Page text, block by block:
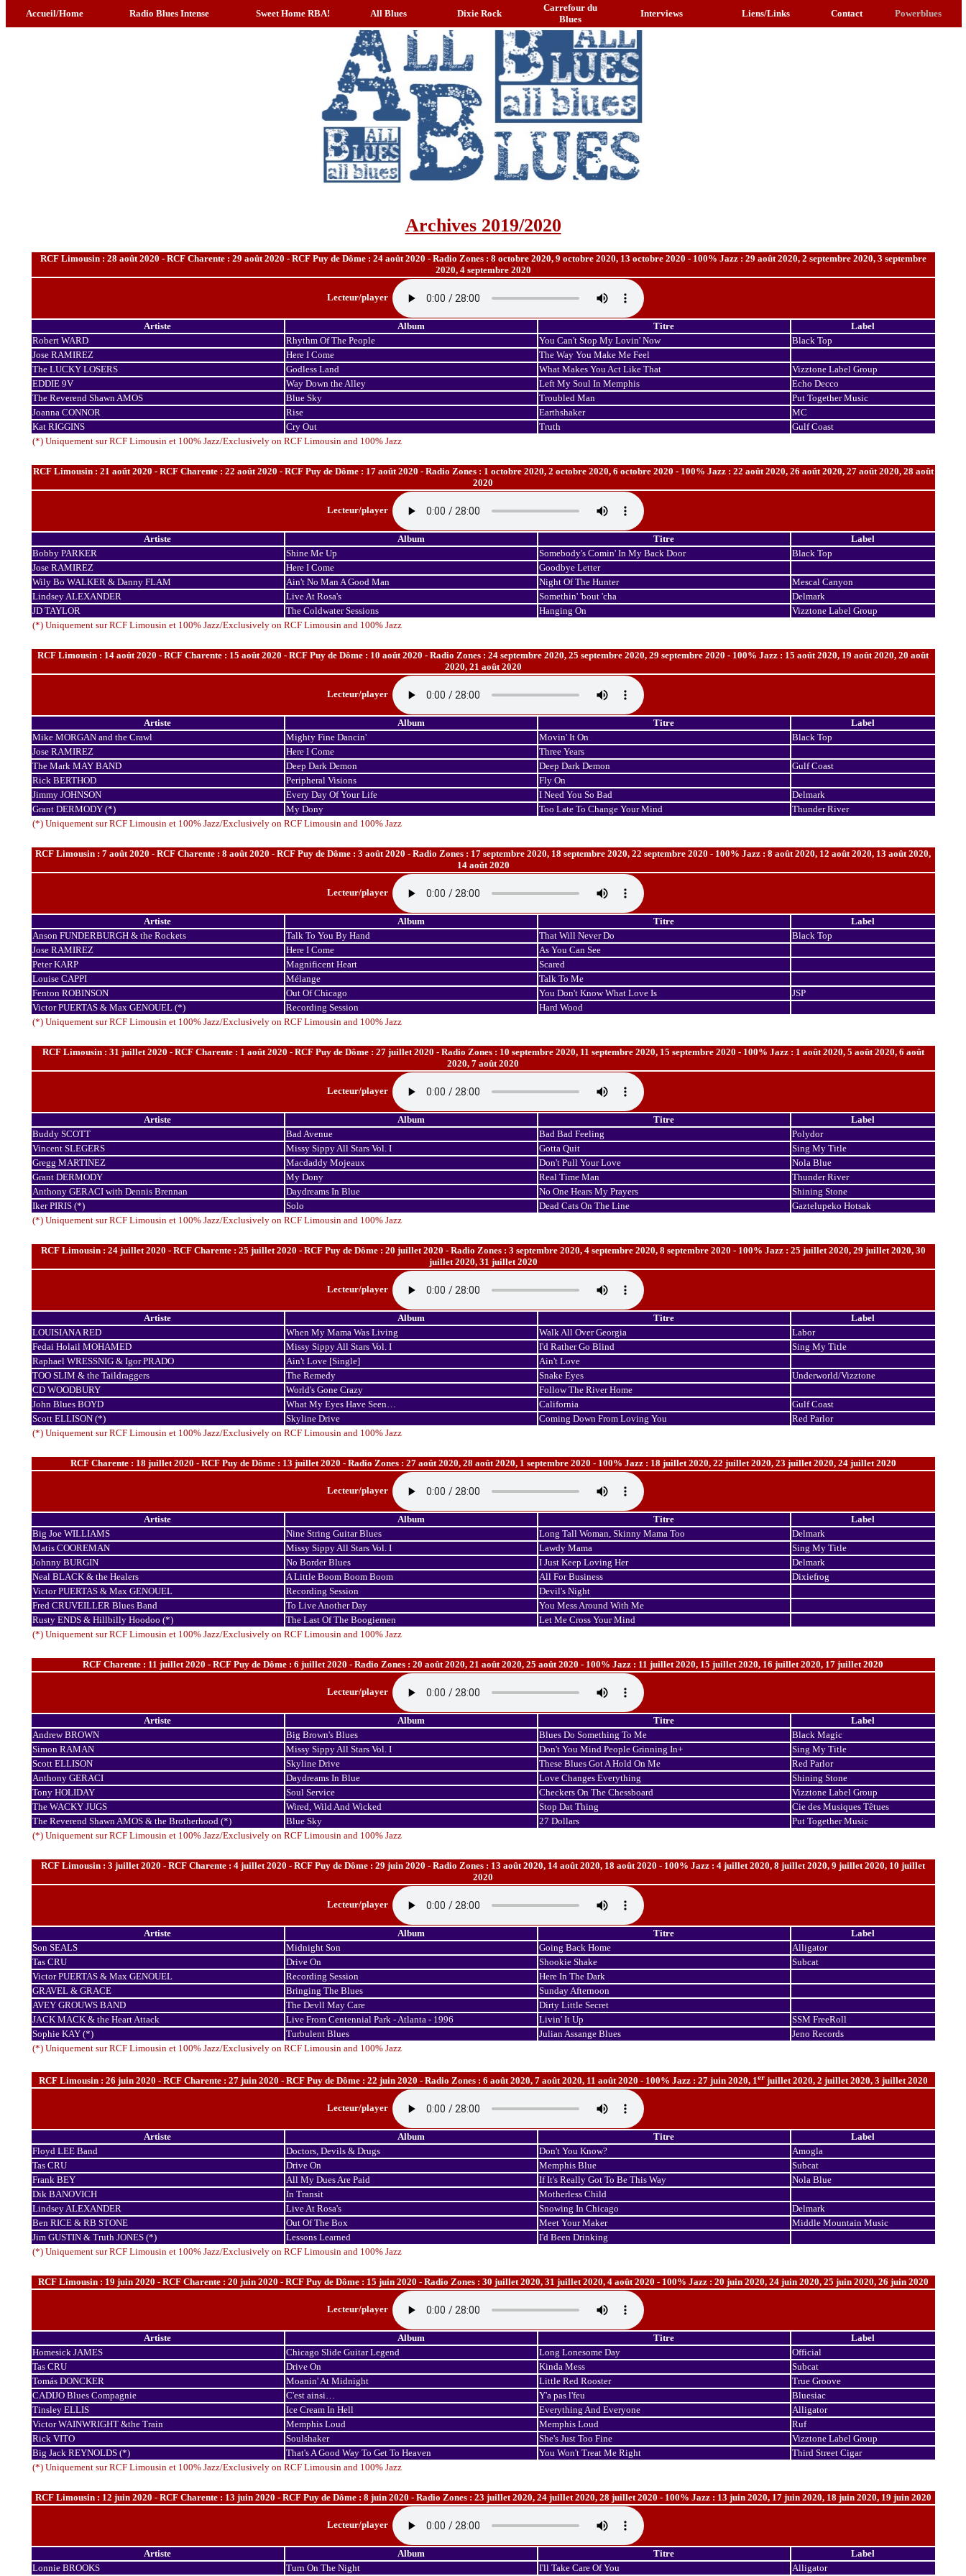
Accueil/Home Radio Blues Intense Sweet Home RBA! All Blues Dixie Rock
Carrefour du
Blues
Interviews Liens/Links Contact Powerblues
Archives 2019/2020
(*) Uniquement sur RCF Limousin et 100% Jazz/Exclusively on RCF Limousin and 100% Jazz
RCF Limousin : 28 août 2020 - RCF Charente : 29 août 2020 - RCF Puy de Dôme : 24 août 2020 - Radio Zones : 8 octobre 2020, 9 octobre 2020, 13 octobre 2020 - 100% Jazz : 29 août 2020, 2 septembre 2020, 3 septembre
2020, 4 septembre 2020
Lecteur/player
Artiste Album Titre
Label
Robert WARD
Rhythm Of The People You Can't Stop My Lovin' Now
Black Top
Jose RAMIREZ
Here I Come
The Way You Make Me Feel
The LUCKY LOSERS
Godless Land What Makes You Act Like That
Vizztone Label Group
EDDIE 9V
Way Down the Alley Left My Soul In Memphis
Echo Decco
The Reverend Shawn AMOS
Blue Sky Troubled Man
Put Together Music
Joanna CONNOR
Rise Earthshaker
MC
Kat RIGGINS
Cry Out Truth Gulf Coast
(*) Uniquement sur RCF Limousin et 100% Jazz/Exclusively on RCF Limousin and 100% Jazz
RCF Limousin : 21 août 2020 - RCF Charente : 22 août 2020 - RCF Puy de Dôme : 17 août 2020 - Radio Zones : 1 octobre 2020, 2 octobre 2020, 6 octobre 2020 - 100% Jazz : 22 août 2020, 26 août 2020, 27 août 2020, 28 août
2020
Lecteur/player
Artiste Album Titre
Label
Bobby PARKER
Shine Me Up Somebody's Comin' In My Back Door
Black Top
Jose RAMIREZ
Here I Come
Goodbye Letter
Wily Bo WALKER & Danny FLAM
Ain't No Man A Good Man Night Of The Hunter
Mescal Canyon
Lindsey ALEXANDER
Live At Rosa's Somethin' 'bout 'cha
Delmark
JD TAYLOR
The Coldwater Sessions Hanging On Vizztone Label Group
(*) Uniquement sur RCF Limousin et 100% Jazz/Exclusively on RCF Limousin and 100% Jazz
RCF Limousin : 14 août 2020 - RCF Charente : 15 août 2020 - RCF Puy de Dôme : 10 août 2020 - Radio Zones : 24 septembre 2020, 25 septembre 2020, 29 septembre 2020 - 100% Jazz : 15 août 2020, 19 août 2020, 20 août
2020, 21 août 2020
Lecteur/player
Artiste Album Titre
Label
Mike MORGAN and the Crawl
Mighty Fine Dancin' Movin' It On
Black Top
Jose RAMIREZ
Here I Come
Three Years
The Mark MAY BAND
Deep Dark Demon Deep Dark Demon
Gulf Coast
Rick BERTHOD
Peripheral Visions
Fly On
Jimmy JOHNSON
Every Day Of Your Life I Need You So Bad
Delmark
Grant DERMODY (*)
My Dony Too Late To Change Your Mind Thunder River
(*) Uniquement sur RCF Limousin et 100% Jazz/Exclusively on RCF Limousin and 100% Jazz
RCF Limousin : 7 août 2020 - RCF Charente : 8 août 2020 - RCF Puy de Dôme : 3 août 2020 - Radio Zones : 17 septembre 2020, 18 septembre 2020, 22 septembre 2020 - 100% Jazz : 8 août 2020, 12 août 2020, 13 août 2020,
14 août 2020
Lecteur/player
Artiste Album Titre
Label
Anson FUNDERBURGH & the Rockets
Talk To You By Hand That Will Never Do
Black Top
Jose RAMIREZ
Here I Come
As You Can See
Peter KARP
Magnificent Heart
Scared
Louise CAPPI
Mélange
Talk To Me
Fenton ROBINSON
Out Of Chicago You Don't Know What Love Is
JSP
Victor PUERTAS & Max GENOUEL (*)
Recording Session Hard Wood
(*) Uniquement sur RCF Limousin et 100% Jazz/Exclusively on RCF Limousin and 100% Jazz
RCF Limousin : 31 juillet 2020 - RCF Charente : 1 août 2020 - RCF Puy de Dôme : 27 juillet 2020 - Radio Zones : 10 septembre 2020, 11 septembre 2020, 15 septembre 2020 - 100% Jazz : 1 août 2020, 5 août 2020, 6 août
2020, 7 août 2020
Lecteur/player
Artiste Album Titre
Label
Buddy SCOTT
Bad Avenue Bad Bad Feeling
Polydor
Vincent SLEGERS
Missy Sippy All Stars Vol. I Gotta Quit
Sing My Title
Gregg MARTINEZ
Macdaddy Mojeaux Don't Pull Your Love
Nola Blue
Grant DERMODY
My Dony Real Time Man
Thunder River
Anthony GERACI with Dennis Brennan
Daydreams In Blue No One Hears My Prayers
Shining Stone
Iker PIRIS (*)
Solo Dead Cats On The Line Gaztelupeko Hotsak
(*) Uniquement sur RCF Limousin et 100% Jazz/Exclusively on RCF Limousin and 100% Jazz
RCF Limousin : 24 juillet 2020 - RCF Charente : 25 juillet 2020 - RCF Puy de Dôme : 20 juillet 2020 - Radio Zones : 3 septembre 2020, 4 septembre 2020, 8 septembre 2020 - 100% Jazz : 25 juillet 2020, 29 juillet 2020, 30
juillet 2020, 31 juillet 2020
Lecteur/player
Artiste Album Titre
Label
LOUISIANA RED
When My Mama Was Living Walk All Over Georgia
Labor
Fedai Holail MOHAMED
Missy Sippy All Stars Vol. I I'd Rather Go Blind
Sing My Title
Raphael WRESSNIG & Igor PRADO
Ain't Love [Single]
Ain't Love
TOO SLIM & the Taildraggers
The Remedy Snake Eyes
Underworld/Vizztone
CD WOODBURY
World's Gone Crazy
Follow The River Home
John Blues BOYD
What My Eyes Have Seen… California
Gulf Coast
Scott ELLISON (*)
Skyline Drive Coming Down From Loving You Red Parlor
(*) Uniquement sur RCF Limousin et 100% Jazz/Exclusively on RCF Limousin and 100% Jazz
RCF Charente : 18 juillet 2020 - RCF Puy de Dôme : 13 juillet 2020 - Radio Zones : 27 août 2020, 28 août 2020, 1 septembre 2020 - 100% Jazz : 18 juillet 2020, 22 juillet 2020, 23 juillet 2020, 24 juillet 2020
Lecteur/player
Artiste Album Titre
Label
Big Joe WILLIAMS
Nine String Guitar Blues Long Tall Woman, Skinny Mama Too
Delmark
Matis COOREMAN
Missy Sippy All Stars Vol. I Lawdy Mama
Sing My Title
Johnny BURGIN
No Border Blues I Just Keep Loving Her
Delmark
Neal BLACK & the Healers
A Little Boom Boom Boom All For Business
Dixiefrog
Victor PUERTAS & Max GENOUEL
Recording Session
Devil's Night
Fred CRUVEILLER Blues Band
To Live Another Day
You Mess Around With Me
Rusty ENDS & Hillbilly Hoodoo (*)
The Last Of The Boogiemen Let Me Cross Your Mind
(*) Uniquement sur RCF Limousin et 100% Jazz/Exclusively on RCF Limousin and 100% Jazz
RCF Charente : 11 juillet 2020 - RCF Puy de Dôme : 6 juillet 2020 - Radio Zones : 20 août 2020, 21 août 2020, 25 août 2020 - 100% Jazz : 11 juillet 2020, 15 juillet 2020, 16 juillet 2020, 17 juillet 2020
Lecteur/player
Artiste Album Titre
Label
Andrew BROWN
Big Brown's Blues Blues Do Something To Me
Black Magic
Simon RAMAN
Missy Sippy All Stars Vol. I Don't You Mind People Grinning In+
Sing My Title
Scott ELLISON
Skyline Drive These Blues Got A Hold On Me
Red Parlor
Anthony GERACI
Daydreams In Blue Love Changes Everything
Shining Stone
Tony HOLIDAY
Soul Service Checkers On The Chessboard
Vizztone Label Group
The WACKY JUGS
Wired, Wild And Wicked Stop Dat Thing
Cie des Musiques Têtues
The Reverend Shawn AMOS & the Brotherhood (*)
Blue Sky 27 Dollars Put Together Music
(*) Uniquement sur RCF Limousin et 100% Jazz/Exclusively on RCF Limousin and 100% Jazz
RCF Limousin : 3 juillet 2020 - RCF Charente : 4 juillet 2020 - RCF Puy de Dôme : 29 juin 2020 - Radio Zones : 13 août 2020, 14 août 2020, 18 août 2020 - 100% Jazz : 4 juillet 2020, 8 juillet 2020, 9 juillet 2020, 10 juillet
2020
Lecteur/player
Artiste Album Titre
Label
Son SEALS
Midnight Son Going Back Home
Alligator
Tas CRU
Drive On Shookie Shake
Subcat
Victor PUERTAS & Max GENOUEL
Recording Session
Here In The Dark
GRAVEL & GRACE
Bringing The Blues
Sunday Afternoon
AVEY GROUWS BAND
The Devll May Care
Dirty Little Secret
JACK MACK & the Heart Attack
Live From Centennial Park - Atlanta - 1996 Livin' It Up
SSM FreeRoll
Sophie KAY (*)
Turbulent Blues Julian Assange Blues Jeno Records
(*) Uniquement sur RCF Limousin et 100% Jazz/Exclusively on RCF Limousin and 100% Jazz
RCF Limousin : 26 juin 2020 - RCF Charente : 27 juin 2020 - RCF Puy de Dôme : 22 juin 2020 - Radio Zones : 6 août 2020, 7 août 2020, 11 août 2020 - 100% Jazz : 27 juin 2020, 1erjuillet 2020, 2 juillet 2020, 3 juillet 2020
Lecteur/player
Artiste Album Titre
Label
Floyd LEE Band
Doctors, Devils & Drugs Don't You Know?
Amogla
Tas CRU
Drive On Memphis Blue
Subcat
Frank BEY
All My Dues Are Paid If It's Really Got To Be This Way
Nola Blue
Dik BANOVICH
In Transit
Motherless Child
Lindsey ALEXANDER
Live At Rosa's Snowing In Chicago
Delmark
Ben RICE & RB STONE
Out Of The Box Meet Your Maker
Middle Mountain Music
Jim GUSTIN & Truth JONES (*)
Lessons Learned I'd Been Drinking
(*) Uniquement sur RCF Limousin et 100% Jazz/Exclusively on RCF Limousin and 100% Jazz
RCF Limousin : 19 juin 2020 - RCF Charente : 20 juin 2020 - RCF Puy de Dôme : 15 juin 2020 - Radio Zones : 30 juillet 2020, 31 juillet 2020, 4 août 2020 - 100% Jazz : 20 juin 2020, 24 juin 2020, 25 juin 2020, 26 juin 2020
Lecteur/player
Artiste Album Titre
Label
Homesick JAMES
Chicago Slide Guitar Legend Long Lonesome Day
Official
Tas CRU
Drive On Kinda Mess
Subcat
Tomás DONCKER
Moanin' At Midnight Little Red Rooster
True Groove
CADIJO Blues Compagnie
C'est ainsi… Y'a pas l'feu
Bluesiac
Tinsley ELLIS
Ice Cream In Hell Everything And Everyone
Alligator
Victor WAINWRIGHT &the Train
Memphis Loud Memphis Loud
Ruf
Rick VITO
Soulshaker She's Just Too Fine
Vizztone Label Group
Big Jack REYNOLDS (*)
That's A Good Way To Get To Heaven You Won't Treat Me Right Third Street Cigar
RCF Limousin : 12 juin 2020 - RCF Charente : 13 juin 2020 - RCF Puy de Dôme : 8 juin 2020 - Radio Zones : 23 juillet 2020, 24 juillet 2020, 28 juillet 2020 - 100% Jazz : 13 juin 2020, 17 juin 2020, 18 juin 2020, 19 juin 2020
Lecteur/player
Artiste Album Titre
Label
Lonnie BROOKS
Turn On The Night I'll Take Care Of You Alligator